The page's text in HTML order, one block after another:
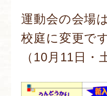
運動会の会場
校庭に変更です
（10月11日・